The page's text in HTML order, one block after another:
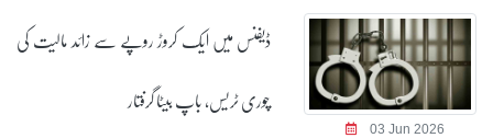
03 Jun 2026
ڈیفنس میں ایک کروڑ روپے سے زائد مالیت کی
چوری ٹریس، باپ بیٹا گرفتار